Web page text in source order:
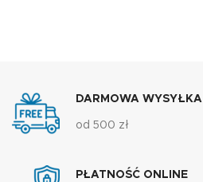
DARMOWA WYSYŁKA
od 500 zł
PŁATNOŚĆ ONLINE